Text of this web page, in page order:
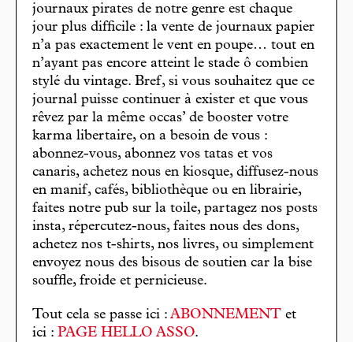
journaux pirates de notre genre est chaque
jour plus difficile : la vente de journaux papier
n’a pas exactement le vent en poupe… tout en
n’ayant pas encore atteint le stade ô combien
stylé du vintage. Bref, si vous souhaitez que ce
journal puisse continuer à exister et que vous
rêvez par la même occas’ de booster votre
karma libertaire, on a besoin de vous :
abonnez-vous, abonnez vos tatas et vos
canaris, achetez nous en kiosque, diffusez-nous
en manif, cafés, bibliothèque ou en librairie,
faites notre pub sur la toile, partagez nos posts
insta, répercutez-nous, faites nous des dons,
achetez nos t-shirts, nos livres, ou simplement
envoyez nous des bisous de soutien car la bise
souffle, froide et pernicieuse.
Tout cela se passe ici : ABONNEMENT et
ici : PAGE HELLO ASSO.